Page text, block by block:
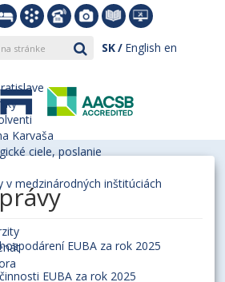
SK English en
Karvaša
ciele, poslanie
v medzinárodných inštitúciách
EUBA za rok 2025
EUBA za rok 2025